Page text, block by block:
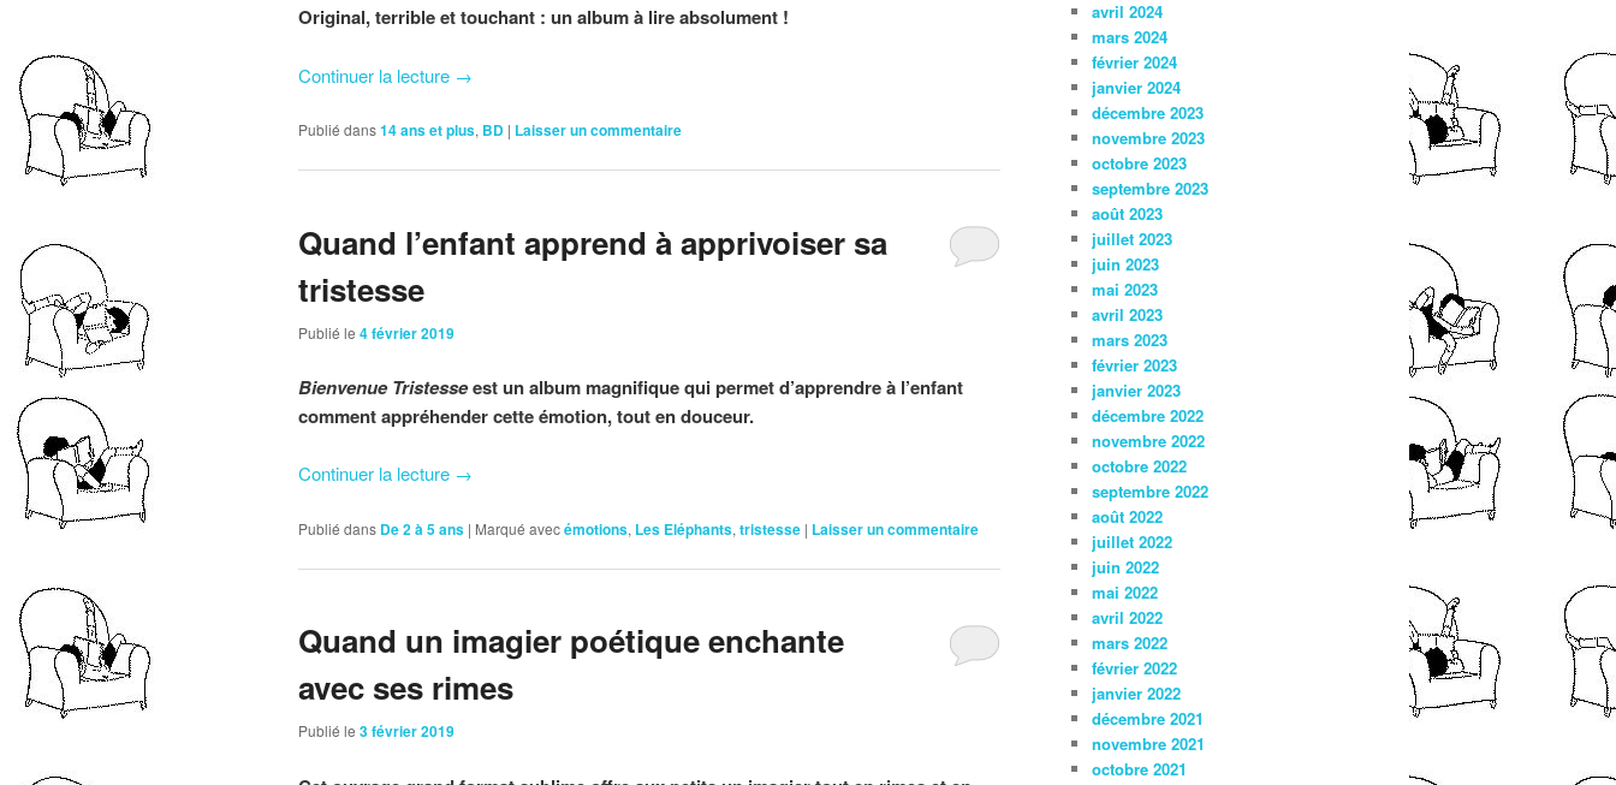
Original, terrible et touchant : un album à lire absolument !
Continuer la lecture →
Publié dans14 ans et plus, BD | Laisser un commentaire
Quand l’enfant apprend à apprivoiser sa
tristesse
Publié le 4 février 2019
Bienvenue Tristesseest un album magnifique qui permet d’apprendre à l’enfant
comment appréhender cette émotion, tout en douceur.
Continuer la lecture →
Publié dans De 2 à 5 ans | Marqué avecémotions, Les Eléphants, tristesse | Laisser un commentaire
Quand un imagier poétique enchante
avec ses rimes
Publié le 3 février 2019
avril 2024
mars 2024
février 2024
janvier 2024
décembre 2023
novembre 2023
octobre 2023
septembre 2023
août 2023
juillet 2023
juin 2023
mai 2023
avril 2023
mars 2023
février 2023
janvier 2023
décembre 2022
novembre 2022
octobre 2022
septembre 2022
août 2022
juillet 2022
juin 2022
mai 2022
avril 2022
mars 2022
février 2022
janvier 2022
décembre 2021
novembre 2021
octobre 2021